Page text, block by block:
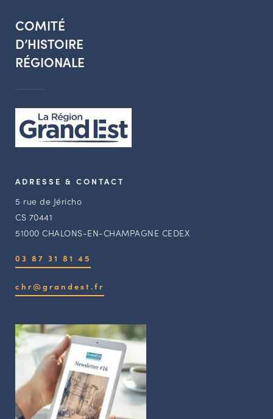
COMITÉ
D’HISTOIRE
RÉGIONALE
ADRESSE & CONTACT
5 rue de Jéricho
CS 70441
51000 CHALONS-EN-CHAMPAGNE CEDEX
03 87 31 81 45
chr@grandest.fr